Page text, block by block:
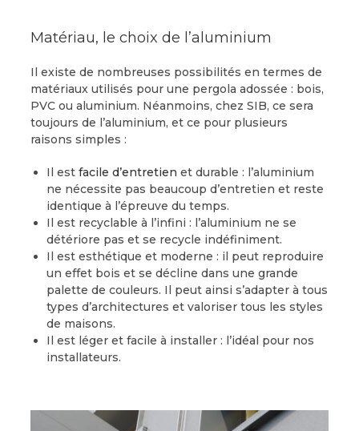
Matériau, le choix de l’aluminium
Il existe de nombreuses possibilités en termes de
matériaux utilisés pour une pergola adossée : bois,
PVC ou aluminium. Néanmoins, chez SIB, ce sera
toujours de l’aluminium, et ce pour plusieurs
raisons simples :
Il est facile d’entretien et durable : l’aluminium
ne nécessite pas beaucoup d’entretien et reste
identique à l’épreuve du temps.
Il est recyclable à l’infini : l’aluminium ne se
détériore pas et se recycle indéfiniment.
Il est esthétique et moderne : il peut reproduire
un effet bois et se décline dans une grande
palette de couleurs. Il peut ainsi s’adapter à tous
types d’architectures et valoriser tous les styles
de maisons.
Il est léger et facile à installer : l’idéal pour nos
installateurs.